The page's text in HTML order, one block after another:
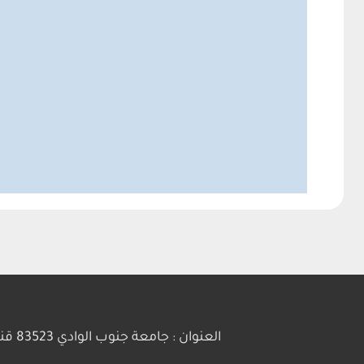
العنوان : جامعة جنوب الوادي 83523 قنا - جمهورية مصر العربية | ت: 20963211281+ | فاكس :20963211279+ | بريد إلكتروني : info@svu.edu.eg